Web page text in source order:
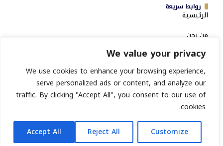
We value your privacy
We use cookies to enhance your browsing experience,
serve personalized ads or content, and analyze our
traffic. By clicking "Accept All", you consent to our use of
cookies.
Customize
Reject All
Accept All
روابط سريعة
الرئيسية
من نحن
خدمة تدقيق السمعة
المؤسسية ومؤشر تغطيات PR
سياسة الخصوصية
الشروط والأحكام
تسجيل جهة حكومية جديدة
AR
انشر خبرك